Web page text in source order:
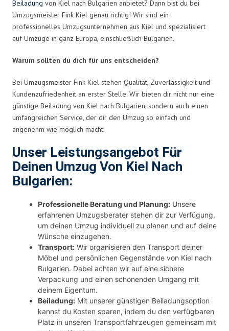
Beiladung von Kiel nach Bulgarien anbietet? Dann bist du bei
Umzugsmeister Fink Kiel genau richtig! Wir sind ein
professionelles Umzugsunternehmen aus Kiel und spezialisiert
auf Umzüge in ganz Europa, einschließlich Bulgarien.
Warum sollten du dich für uns entscheiden?
Bei Umzugsmeister Fink Kiel stehen Qualität, Zuverlässigkeit und
Kundenzufriedenheit an erster Stelle. Wir bieten dir nicht nur eine
günstige Beiladung von Kiel nach Bulgarien, sondern auch einen
umfangreichen Service, der dir den Umzug so einfach und
angenehm wie möglich macht.
Unser Leistungsangebot Für
Deinen Umzug Von Kiel Nach
Bulgarien:
Professionelle Beratung und Planung: Unsere
erfahrenen Umzugsberater stehen dir zur Verfügung,
um deinen Umzug individuell zu planen und auf deine
Wünsche einzugehen.
Transport: Wir organisieren den Transport deiner
Möbel und persönlichen Gegenstände von Kiel nach
Bulgarien. Dabei achten wir auf eine sichere
Verpackung und einen schonenden Umgang mit
deinem Eigentum.
Beiladung: Mit unserer günstigen Beiladungsoption
kannst du Kosten sparen, indem du den verfügbaren
Platz in unseren Transportfahrzeugen gemeinsam mit